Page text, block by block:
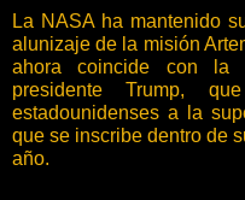
La NASA ha mantenido
alunizaje de la misión
ahora coincide con la
presidente Trump,
estadounidenses a la
que se inscribe dentro de
año.